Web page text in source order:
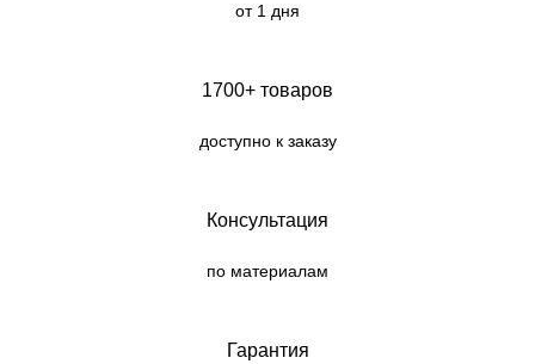
от 1 дня
1700+ товаров
доступно к заказу
Консультация
по материалам
Гарантия